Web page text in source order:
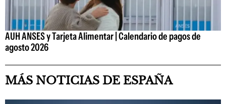
AUH ANSES y Tarjeta Alimentar | Calendario de pagos de
agosto 2026
MÁS NOTICIAS DE ESPAÑA